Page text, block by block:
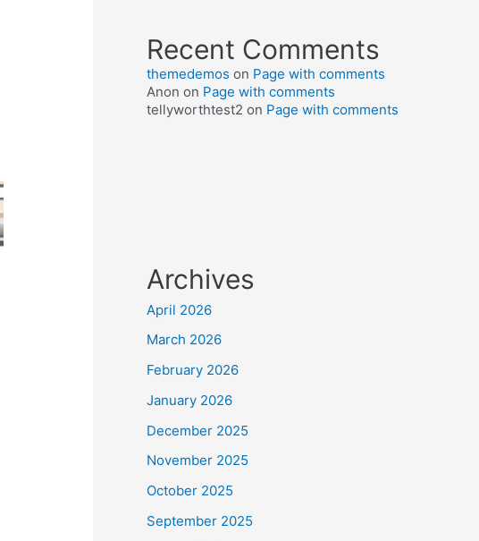
Recent Comments
themedemos on Page with comments
Anon on Page with comments
tellyworthtest2 on Page with comments
Archives
April 2026
March 2026
February 2026
January 2026
December 2025
November 2025
October 2025
September 2025